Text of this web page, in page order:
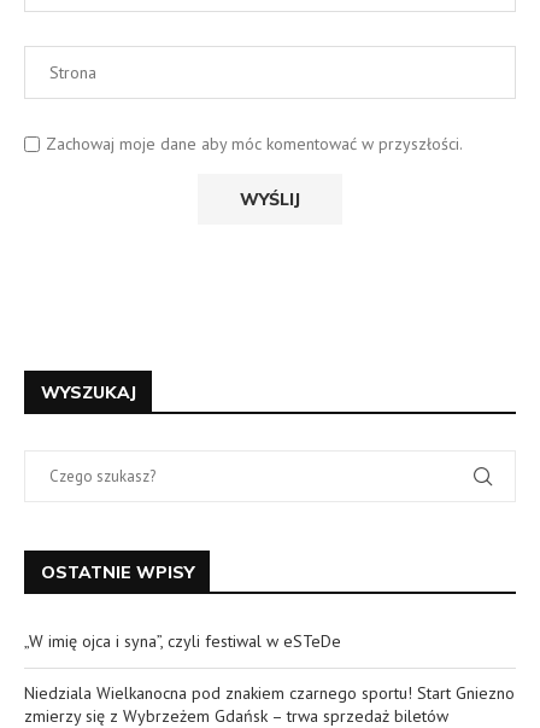
Zachowaj moje dane aby móc komentować w przyszłości.
WYSZUKAJ
OSTATNIE WPISY
„W imię ojca i syna”, czyli festiwal w eSTeDe
Niedziala Wielkanocna pod znakiem czarnego sportu! Start Gniezno
zmierzy się z Wybrzeżem Gdańsk – trwa sprzedaż biletów